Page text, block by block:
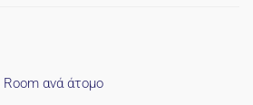
ανά άτομο